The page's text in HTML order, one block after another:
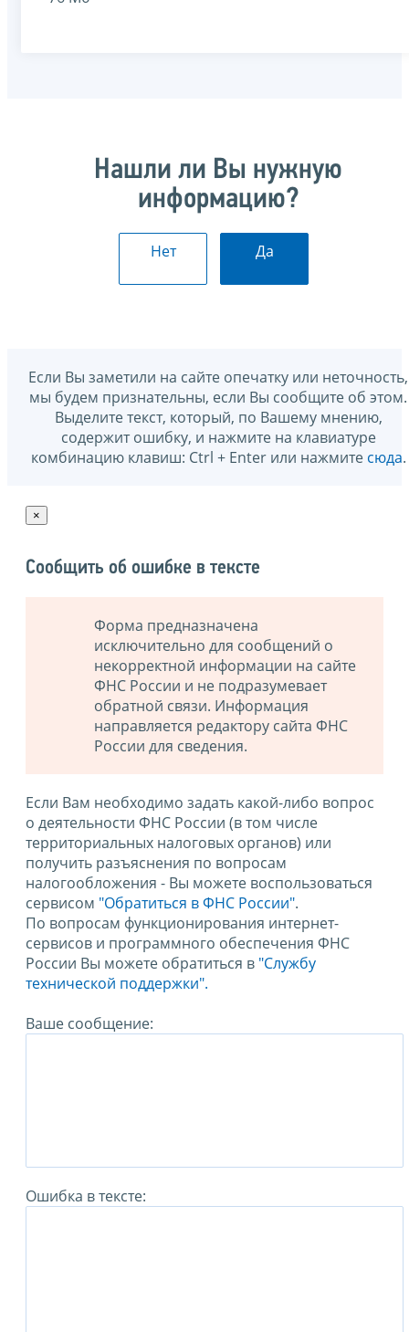
Нашли ли Вы нужную
информацию?
Нет Да
Если Вы заметили на сайте опечатку или неточность,
мы будем признательны, если Вы сообщите об этом.
Выделите текст, который, по Вашему мнению,
содержит ошибку, и нажмите на клавиатуре
комбинацию клавиш: Ctrl + Enter или нажмите сюда.
×
Сообщить об ошибке в тексте
Форма предназначена
исключительно для сообщений о
некорректной информации на сайте
ФНС России и не подразумевает
обратной связи. Информация
направляется редактору сайта ФНС
России для сведения.
Если Вам необходимо задать какой-либо вопрос
о деятельности ФНС России (в том числе
территориальных налоговых органов) или
получить разъяснения по вопросам
налогообложения - Вы можете воспользоваться
сервисом "Обратиться в ФНС России".
По вопросам функционирования интернет-
сервисов и программного обеспечения ФНС
России Вы можете обратиться в "Службу
технической поддержки".
Ваше сообщение:
Ошибка в тексте: